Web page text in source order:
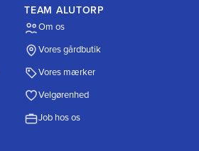
TEAM ALUTORP
Om os
Vores gårdbutik
Vores mærker
Velgørenhed
Job hos os